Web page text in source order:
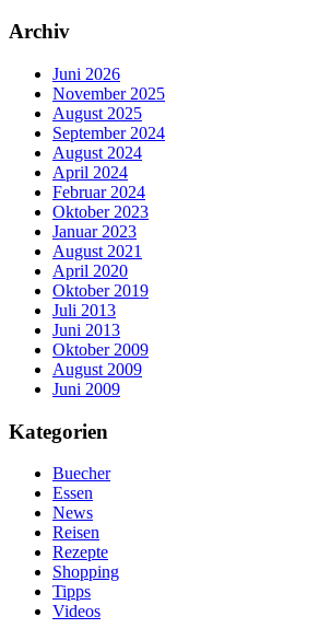
Archiv
Juni 2026
November 2025
August 2025
September 2024
August 2024
April 2024
Februar 2024
Oktober 2023
Januar 2023
August 2021
April 2020
Oktober 2019
Juli 2013
Juni 2013
Oktober 2009
August 2009
Juni 2009
Kategorien
Buecher
Essen
News
Reisen
Rezepte
Shopping
Tipps
Videos